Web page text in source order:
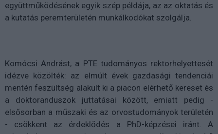
együttműködésének egyik szép példája, az az oktatás és
a kutatás peremterületén munkálkodókat szolgálja.
Komócsi Andrást, a PTE tudományos rektorhelyettesét
idézve közölték: az elmúlt évek gazdasági tendenciái
mentén feszültség alakult ki a piacon elérhető kereset és
a doktoranduszok juttatásai között, emiatt pedig -
elsősorban a műszaki és az orvostudományok területén
- csökkent az érdeklődés a PhD-képzései iránt. A